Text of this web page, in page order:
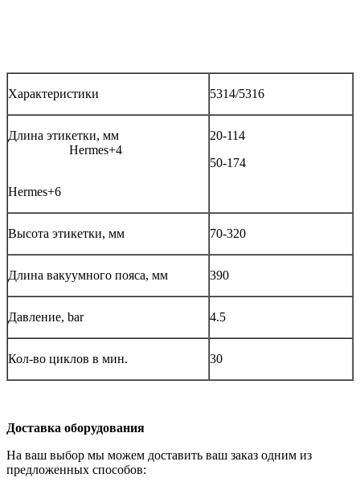
Характеристики 5314/5316
Длина этикетки, мм
Hermes+4
Hermes+6
20-114
50-174
Высота этикетки, мм 70-320
Длина вакуумного пояса, мм 390
Давление, bar 4.5
Кол-во циклов в мин. 30
Доставка оборудования
На ваш выбор мы можем доставить ваш заказ одним из
предложенных способов: